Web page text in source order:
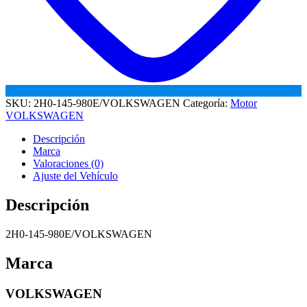
SKU: 2H0-145-980E/VOLKSWAGEN Categoría: Motor
VOLKSWAGEN
Descripción
Marca
Valoraciones (0)
Ajuste del Vehículo
Descripción
2H0-145-980E/VOLKSWAGEN
Marca
VOLKSWAGEN